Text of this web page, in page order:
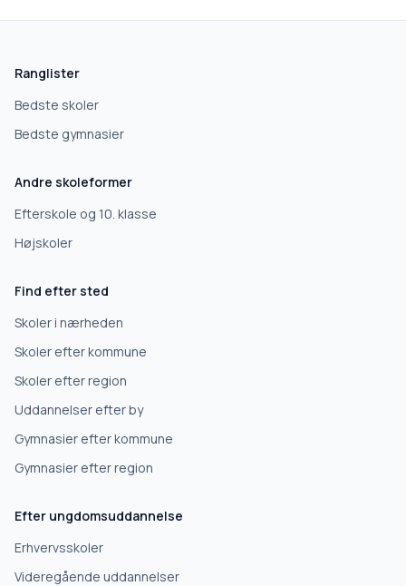
Ranglister
Bedste skoler
Bedste gymnasier
Andre skoleformer
Efterskole og 10. klasse
Højskoler
Find efter sted
Skoler i nærheden
Skoler efter kommune
Skoler efter region
Uddannelser efter by
Gymnasier efter kommune
Gymnasier efter region
Efter ungdomsuddannelse
Erhvervsskoler
Videregående uddannelser